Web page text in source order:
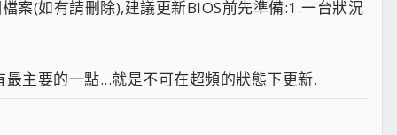
案(如有請刪除),建議更新BIOS前先準備:1.一台狀況
主要的一點...就是不可在超頻的狀態下更新.